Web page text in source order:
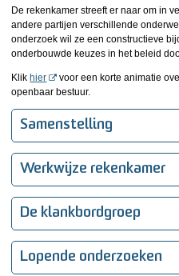
De rekenkamer streeft er naar om in
andere partijen verschillende
onderzoek wil ze een constructieve
onderbouwde keuzes in het beleid
Klik hier
voor een korte animatie
openbaar bestuur.
Samenstelling
Werkwijze rekenkamer
De klankbordgroep
Lopende onderzoeken